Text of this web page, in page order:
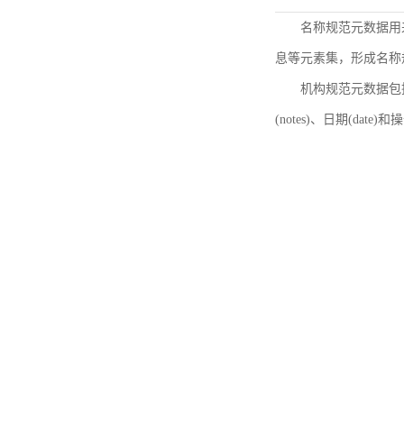
名称规范元数据
息等元素集，形成名
机构规范元数据
(notes)、日期(date)和